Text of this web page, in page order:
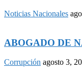
Noticias Nacionales
ABOGADO DE
Corrupción agosto 3,